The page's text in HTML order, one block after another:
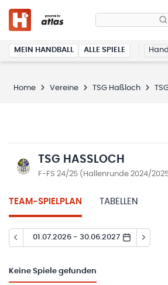
MEIN HANDBALL ALLE SPIELE
Home Vereine TSG Haßloch
TSG HASSLOCH
F-FS 24/25 (Hallenrunde 2024/
TEAM-SPIELPLAN TABELLEN
01.07.2026 - 30.06.2027
Keine Spiele gefunden